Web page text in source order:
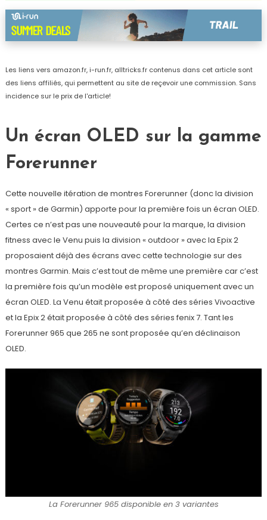
Les liens vers amazon.fr, i-run.fr, alltricks.fr contenus dans cet article sont
des liens affiliés, qui permettent au site de reçevoir une commission. Sans
incidence sur le prix de l'article!
Un écran OLED sur la gamme
Forerunner
Cette nouvelle itération de montres Forerunner (donc la division
« sport » de Garmin) apporte pour la première fois un écran OLED.
Certes ce n’est pas une nouveauté pour la marque, la division
fitness avec le Venu puis la division « outdoor » avec la Epix 2
proposaient déjà des écrans avec cette technologie sur des
montres Garmin. Mais c’est tout de même une première car c’est
la première fois qu’un modèle est proposé uniquement avec un
écran OLED. La Venu était proposée à côté des séries Vivoactive
et la Epix 2 était proposée à côté des séries fenix 7. Tant les
Forerunner 965 que 265 ne sont proposée qu’en déclinaison
OLED.
La Forerunner 965 disponible en 3 variantes